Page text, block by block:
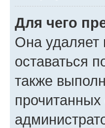
Для чего
Она удаляет
оставаться
также